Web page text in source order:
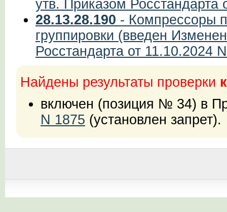
утв. Приказом Росстандарта
28.13.28.190 - Компрессоры
группировки (введен
Росстандарта от 11.10.2024
Найдены результаты проверки
включен (позиция № 34) в
N 1875 (установлен запрет).